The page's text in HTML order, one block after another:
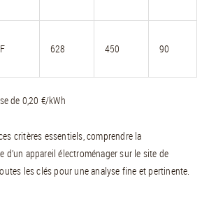
F 628 450 90
de 0,20 €/kWh
critères essentiels, comprendre la
d’un appareil électroménager sur le site de
les clés pour une analyse fine et pertinente.